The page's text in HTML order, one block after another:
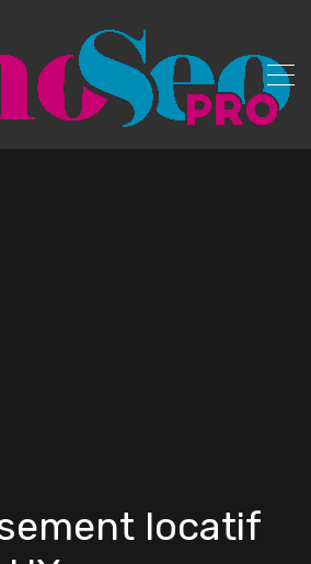
locatif